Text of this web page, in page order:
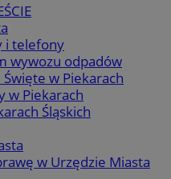
i telefony
wywozu odpadów
w Piekarach
w Piekarach
Śląskich
w Urzędzie Miasta